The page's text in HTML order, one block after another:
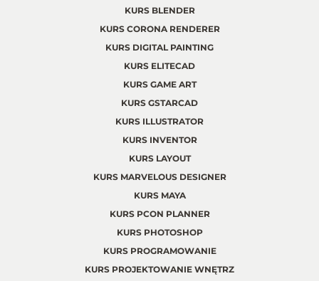
KURS BLENDER
KURS CORONA RENDERER
KURS DIGITAL PAINTING
KURS ELITECAD
KURS GAME ART
KURS GSTARCAD
KURS ILLUSTRATOR
KURS INVENTOR
KURS LAYOUT
KURS MARVELOUS DESIGNER
KURS MAYA
KURS PCON PLANNER
KURS PHOTOSHOP
KURS PROGRAMOWANIE
KURS PROJEKTOWANIE WNĘTRZ